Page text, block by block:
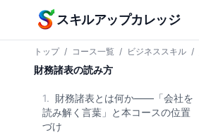
本文へスキップ
スキルアップカレッジ
トップ / コース一覧 / ビジネススキル /
財務諸表の読み方
1. 財務諸表とは何か——「会社を
読み解く言葉」と本コースの位置
づけ